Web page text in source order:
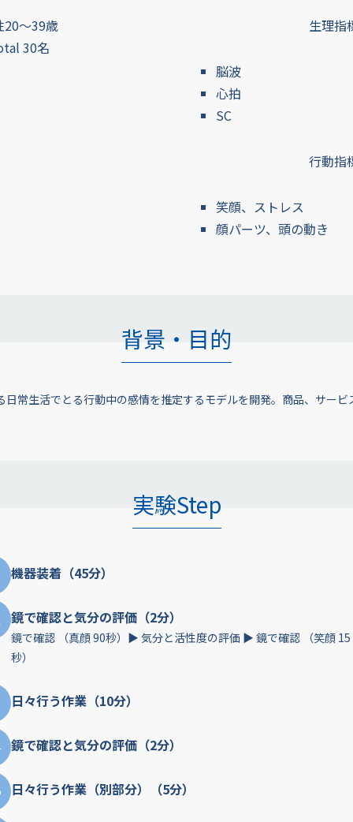
20～39歳
30名
生理指
脳波
心拍
SC
行動指
笑顔、ストレス
顔パーツ、頭の動き
背景・目的
日常生活でとる行動中の感情を推定するモデルを開発。商品、サー
実験Step
機器装着（45分）
鏡で確認と気分の評価（2分）
鏡で確認 （真顔 90秒）▶︎ 気分と活性度の評価 ▶︎ 鏡で確認 （笑顔 15
秒）
日々行う作業（10分）
鏡で確認と気分の評価（2分）
日々行う作業（別部分）（5分）